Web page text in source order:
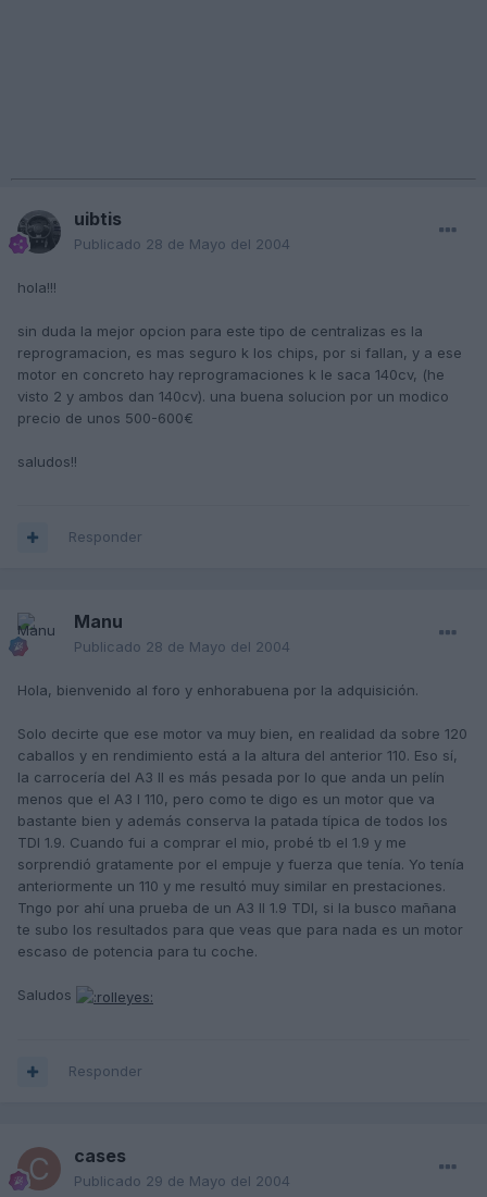
uibtis
Publicado 28 de Mayo del 2004
hola!!!
sin duda la mejor opcion para este tipo de centralizas es la
reprogramacion, es mas seguro k los chips, por si fallan, y a ese
motor en concreto hay reprogramaciones k le saca 140cv, (he
visto 2 y ambos dan 140cv). una buena solucion por un modico
precio de unos 500-600€
saludos!!
Responder
Manu
Publicado 28 de Mayo del 2004
Hola, bienvenido al foro y enhorabuena por la adquisición.
Solo decirte que ese motor va muy bien, en realidad da sobre 120
caballos y en rendimiento está a la altura del anterior 110. Eso sí,
la carrocería del A3 II es más pesada por lo que anda un pelín
menos que el A3 I 110, pero como te digo es un motor que va
bastante bien y además conserva la patada típica de todos los
TDI 1.9. Cuando fui a comprar el mio, probé tb el 1.9 y me
sorprendió gratamente por el empuje y fuerza que tenía. Yo tenía
anteriormente un 110 y me resultó muy similar en prestaciones.
Tngo por ahí una prueba de un A3 II 1.9 TDI, si la busco mañana
te subo los resultados para que veas que para nada es un motor
escaso de potencia para tu coche.
Saludos
Responder
cases
Publicado 29 de Mayo del 2004